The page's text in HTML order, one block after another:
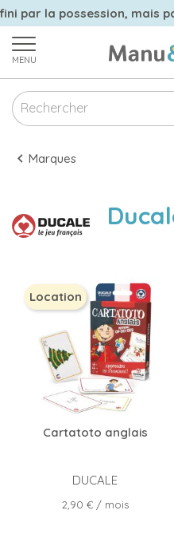
par la possession, mais
MENU
Marques
Cartatoto anglais
DUCALE
Prix
2,90 €/ mois
Location